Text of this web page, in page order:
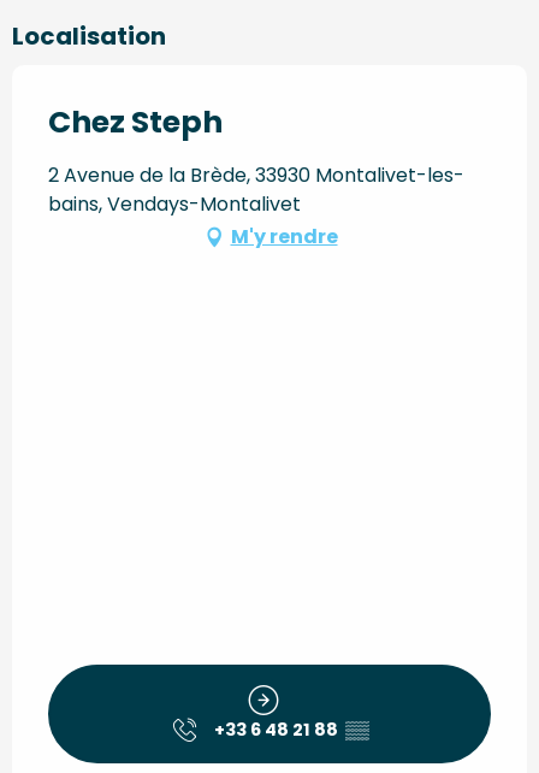
Localisation
Chez Steph
2 Avenue de la Brède, 33930 Montalivet-les-
bains, Vendays-Montalivet
M'y rendre
+33 6 48 21 88 ▒▒